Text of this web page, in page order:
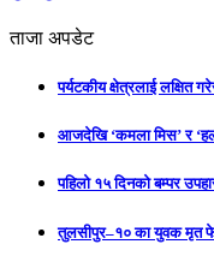
ताजा अपडेट
पर्यटकीय क्षेत्रलाई लक्षित
आजदेखि ‘कमला मिस’ र
पहिलो १५ दिनको बम्पर
तुलसीपुर–१० का युवक मृत